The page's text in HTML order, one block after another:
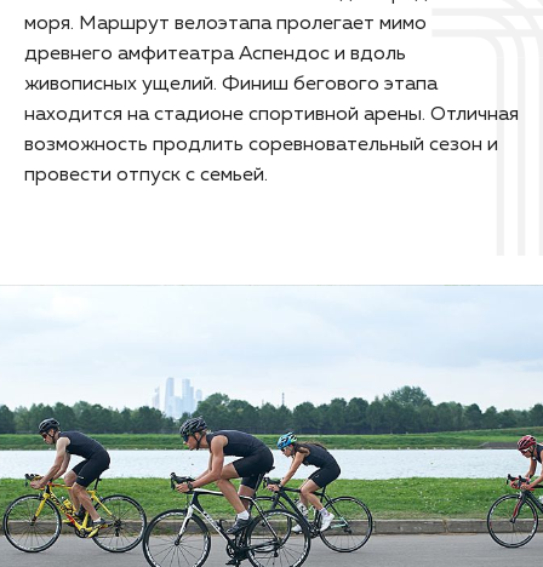
моря. Маршрут велоэтапа пролегает мимо
древнего амфитеатра Аспендос и вдоль
живописных ущелий. Финиш бегового этапа
находится на стадионе спортивной арены. Отличная
возможность продлить соревновательный сезон и
провести отпуск с семьей.